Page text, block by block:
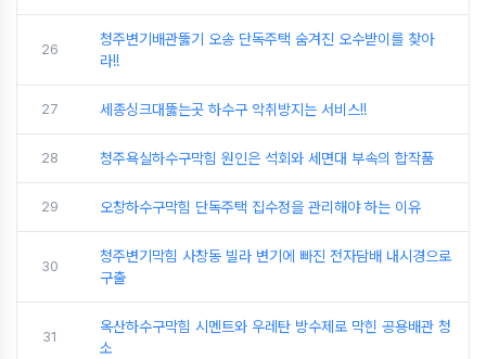
26
청주변기배관뚫기 오송 단독주택 숨겨진 오수받이를 찾아
라!!
27 세종싱크대뚫는곳 하수구 악취방지는 서비스!!
28 청주욕실하수구막힘 원인은 석회와 세면대 부속의 합작품
29 오창하수구막힘 단독주택 집수정을 관리해야 하는 이유
30
청주변기막힘 사창동 빌라 변기에 빠진 전자담배 내시경으로
구출
31
옥산하수구막힘 시멘트와 우레탄 방수제로 막힌 공용배관 청
소